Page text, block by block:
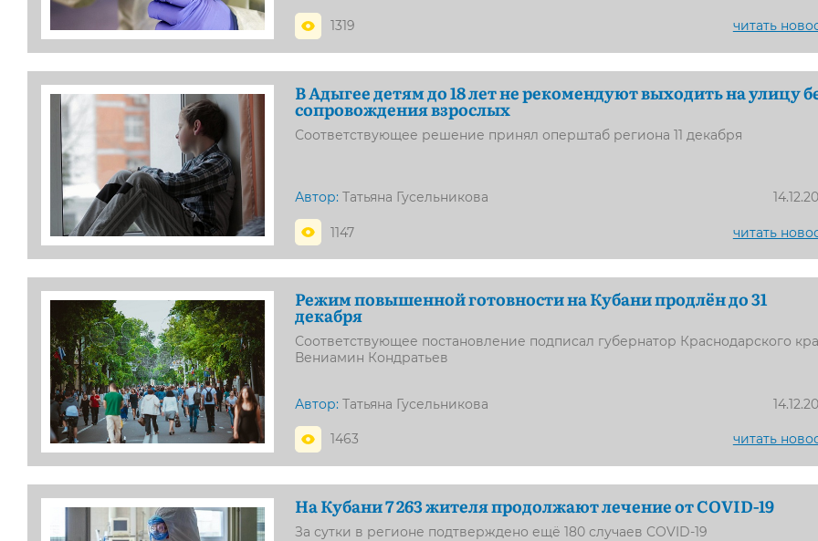
1319 читать
В Адыгее детям до 18 лет не рекомендуют выходить на улицу
сопровождения взрослых
Соответствующее решение принял оперштаб региона 11 декабря
Автор: Татьяна Гусельникова
1147 читать
Режим повышенной готовности на Кубани продлён до 31
декабря
Соответствующее постановление подписал губернатор Краснодарского
Вениамин Кондратьев
Автор: Татьяна Гусельникова
1463 читать
На Кубани 7 263 жителя продолжают лечение от COVID-19
За сутки в регионе подтверждено ещё 180 случаев COVID-19